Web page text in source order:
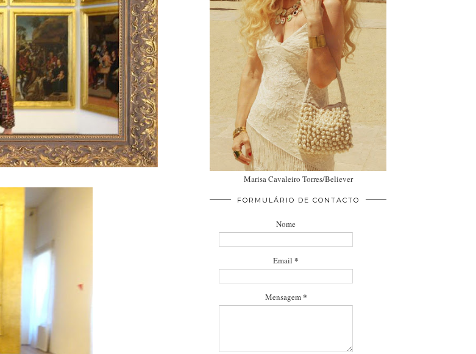
Marisa Cavaleiro Torres/Believer
FORMULÁRIO DE CONTACTO
Nome
Email *
Mensagem*